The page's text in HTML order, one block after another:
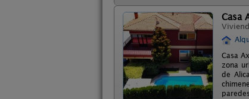
Casa
Casa
zona
de